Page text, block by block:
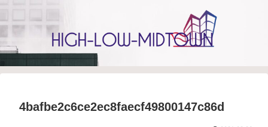
4bafbe2c6ce2ec8faecf49800147c86d